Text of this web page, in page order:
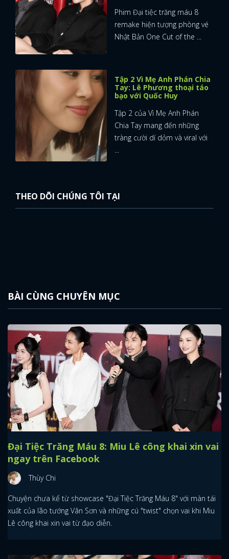
Phim Đại tiệc trăng máu 8
remake hiện tượng phòng vé
Nhật Bản One Cut of the ...
Tập 2 Vì Mẹ Anh Phán Chia
Tay: Lê Phương thoại táo
bạo với Quốc Huy
Tập 2 của Vì Mẹ Anh Phán
Chia Tay mang đến những
tràng cười dí dỏm và viral với
THEO DÕI CHÚNG TÔI TẠI
BÀI CÙNG CHUYÊN MỤC
Đại Tiệc Trăng Máu 8: Miu Lê công khai xin vai
ngay trên Facebook
Thùy Chi
Chuyện chưa kể từ showcase "Đại Tiệc Trăng Máu 8" với màn tái
xuất của lão tướng Vân Sơn và những cú "twist" chọn vai khi Miu
Lê công khai xin vai từ đạo diễn.